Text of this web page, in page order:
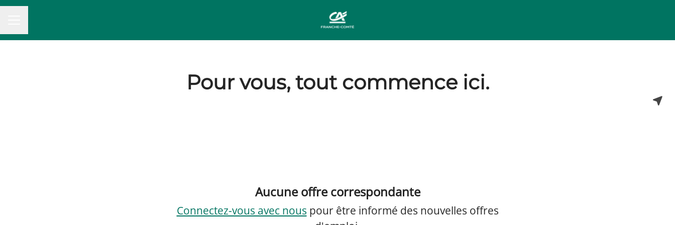
Pour vous, tout commence ici.
Aucune offre correspondante
Connectez-vous avec nous pour être informé des nouvelles offres